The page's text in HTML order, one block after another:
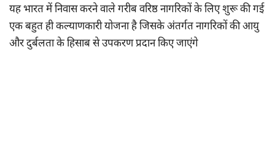
यह भारत में निवास करने वाले गरीब वरिष्ठ नागरिकों के लिए शुरू की गई
एक बहुत ही कल्याणकारी योजना है जिसके अंतर्गत नागरिकों की आयु
और दुर्बलता के हिसाब से उपकरण प्रदान किए जाएंगे